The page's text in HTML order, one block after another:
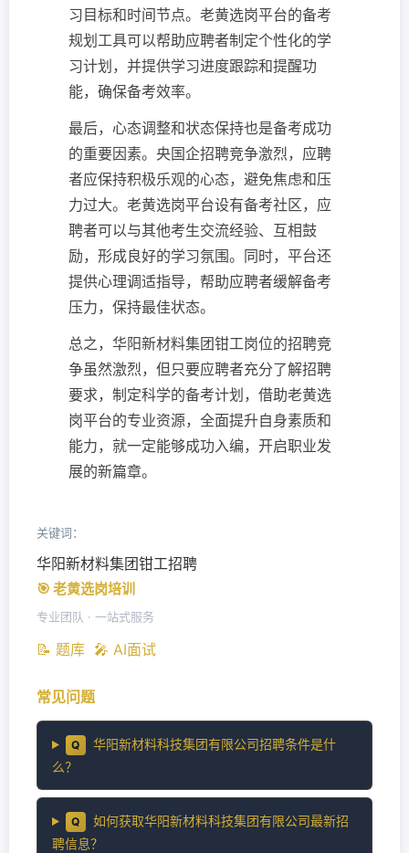
习目标和时间节点。老黄选岗平台的备考
规划工具可以帮助应聘者制定个性化的学
习计划，并提供学习进度跟踪和提醒功
能，确保备考效率。
最后，心态调整和状态保持也是备考成功
的重要因素。央国企招聘竞争激烈，应聘
者应保持积极乐观的心态，避免焦虑和压
力过大。老黄选岗平台设有备考社区，应
聘者可以与其他考生交流经验、互相鼓
励，形成良好的学习氛围。同时，平台还
提供心理调适指导，帮助应聘者缓解备考
压力，保持最佳状态。
总之，华阳新材料集团钳工岗位的招聘竞
争虽然激烈，但只要应聘者充分了解招聘
要求，制定科学的备考计划，借助老黄选
岗平台的专业资源，全面提升自身素质和
能力，就一定能够成功入编，开启职业发
展的新篇章。
关键词：
华阳新材料集团钳工招聘
🎯 老黄选岗培训
专业团队 · 一站式服务
📝 题库 🎤 AI面试
常见问题
Q
华阳新材料科技集团有限公司招聘条件是什
么？
Q
如何获取华阳新材料科技集团有限公司最新招
聘信息？